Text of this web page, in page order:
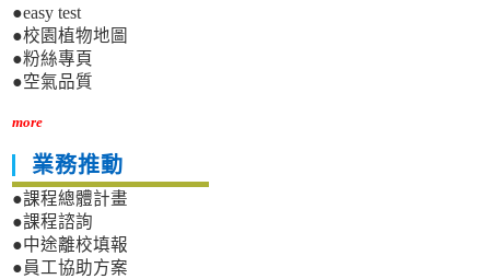
●easy test
●校園植物地圖
●粉絲專頁
●空氣品質
more
業務推動
●課程總體計畫
●課程諮詢
●中途離校填報
●員工協助方案